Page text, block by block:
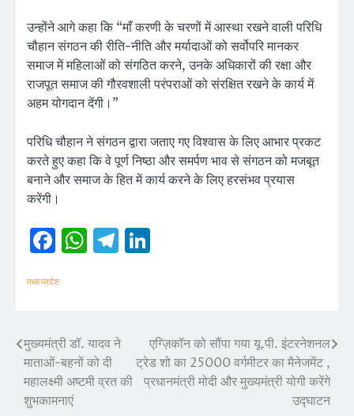
उन्होंने आगे कहा कि “माँ करणी के चरणों में आस्था रखने वाली परिधि
चौहान संगठन की रीति-नीति और मर्यादाओं को सर्वोपरि मानकर
समाज में महिलाओं को संगठित करने, उनके अधिकारों की रक्षा और
राजपूत समाज की गौरवशाली परंपराओं को संरक्षित रखने के कार्य में
अहम योगदान देंगी।”
परिधि चौहान ने संगठन द्वारा जताए गए विश्वास के लिए आभार प्रकट
करते हुए कहा कि वे पूर्ण निष्ठा और समर्पण भाव से संगठन को मजबूत
बनाने और समाज के हित में कार्य करने के लिए हरसंभव प्रयास
करेंगी।
Facebook
WhatsApp
Telegram
मध्य प्रदेश
Post
navigation
मुख्यमंत्री डॉ. यादव ने
माताओं-बहनों को दी
महालक्ष्मी अष्टमी व्रत की
शुभकामनाएं
एग्ज़िकॉन को सौंपा गया यू.पी. इंटरनेशनल
ट्रेड शो का 25000 वर्गमीटर का मैनेजमेंट ,
प्रधानमंत्री मोदी और मुख्यमंत्री योगी करेंगे
उद्घाटन